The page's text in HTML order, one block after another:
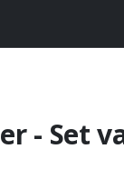
- Set